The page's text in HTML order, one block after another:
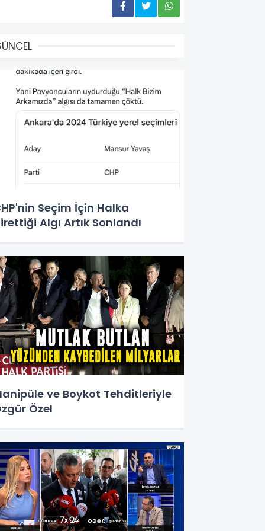
Seçim İçin Halka
Algı Artık Sonlandı
ve Boykot Tehditleriyle
Özel